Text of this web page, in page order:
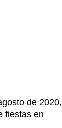
de 2020,
fiestas en